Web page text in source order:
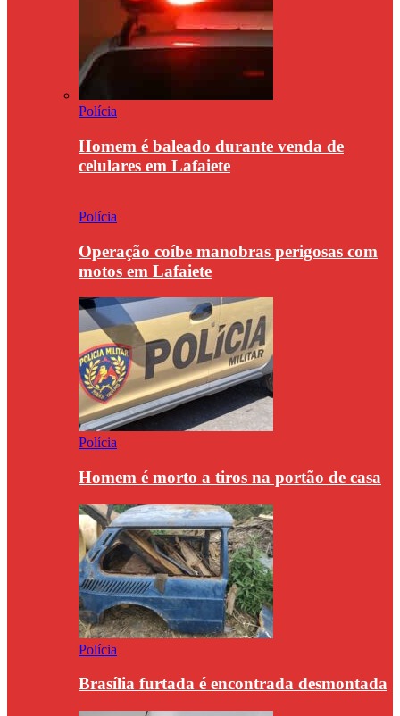
Polícia
Homem é baleado durante venda de
celulares em Lafaiete
Polícia
Operação coíbe manobras perigosas com
motos em Lafaiete
Polícia
Homem é morto a tiros na portão de casa
Polícia
Brasília furtada é encontrada desmontada